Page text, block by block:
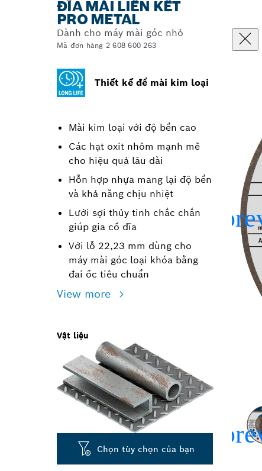
ĐĨA MÀI LIÊN KẾT
PRO METAL
Dành cho máy mài góc nhỏ
Mã đơn hàng 2 608 600 263
Thiết kế để mài kim loại
Mài kim loại với độ bền cao
Các hạt oxit nhôm mạnh mẽ
cho hiệu quả lâu dài
Hỗn hợp nhựa mang lại độ bền
và khả năng chịu nhiệt
Lưới sợi thủy tinh chắc chắn
giúp gia cố đĩa
Với lỗ 22,23 mm dùng cho
máy mài góc loại khóa bằng
đai ốc tiêu chuẩn
View more
Vật liệu
Chọn tùy chọn của bạn